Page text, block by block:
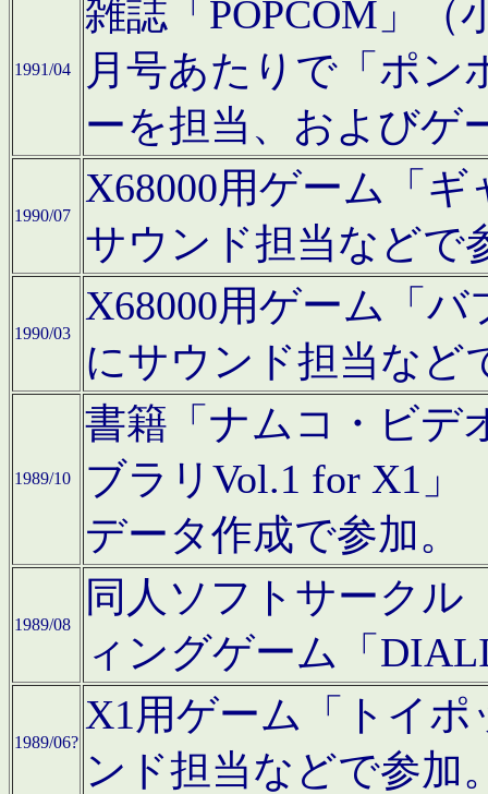
1991/04
雑誌「POPCOM」（
月号あたりで「ポン
ーを担当、およびゲ
1990/07
X68000用ゲーム「
サウンド担当などで
1990/03
X68000用ゲーム「
にサウンド担当など
1989/10
書籍「ナムコ・ビデ
ブラリVol.1 for X1」
データ作成で参加。
1989/08
同人ソフトサークル
ィングゲーム「
1989/06?
X1用ゲーム「トイ
ンド担当などで参加